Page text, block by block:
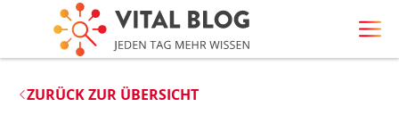
ZURÜCK ZUR ÜBERSICHT